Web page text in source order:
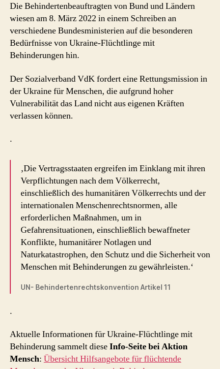
Die Behindertenbeauftragten von Bund und Ländern
wiesen am 8. März 2022 in einem Schreiben an
verschiedene Bundesministerien auf die besonderen
Bedürfnisse von Ukraine-Flüchtlinge mit
Behinderungen hin.
Der Sozialverband VdK fordert eine Rettungsmission in
der Ukraine für Menschen, die aufgrund hoher
Vulnerabilität das Land nicht aus eigenen Kräften
verlassen können.
.
‚Die Vertragsstaaten ergreifen im Einklang mit ihren
Verpflichtungen nach dem Völkerrecht,
einschließlich des humanitären Völkerrechts und der
internationalen Menschenrechtsnormen, alle
erforderlichen Maßnahmen, um in
Gefahrensituationen, einschließlich bewaffneter
Konflikte, humanitärer Notlagen und
Naturkatastrophen, den Schutz und die Sicherheit von
Menschen mit Behinderungen zu gewährleisten.‘
UN- Behindertenrechtskonvention Artikel 11
.
Aktuelle Informationen für Ukraine-Flüchtlinge mit
Behinderung sammelt dieseInfo-Seite bei Aktion
Mensch: Übersicht Hilfsangebote für flüchtende